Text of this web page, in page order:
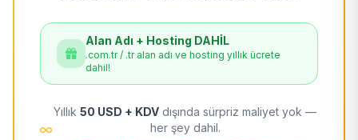
Alan Adı + Hosting DAHİL
.com.tr / .tr alan adı ve hosting yıllık ücrete
dahil!
Yıllık 50 USD + KDV dışında sürpriz maliyet yok —
her şey dahil.